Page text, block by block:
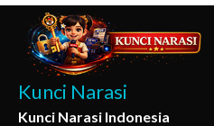
Skip
content
Kunci Narasi
Kunci Narasi Indonesia